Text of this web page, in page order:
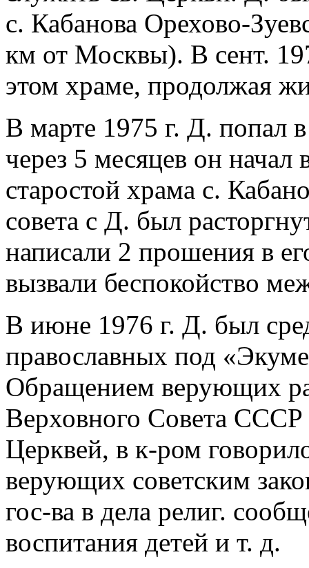
с. Кабанова Орехово-
км от Москвы). В сент.
этом храме, продолжая
В марте 1975 г. Д. попал
через 5 месяцев он
старостой храма с.
совета с Д. был
написали 2 прошения в
вызвали беспокойство
В июне 1976 г. Д. был
православных под
Обращением верующих
Верховного Совета
Церквей, в к-ром
верующих советским
гос-ва в дела религ.
воспитания детей и т. д.